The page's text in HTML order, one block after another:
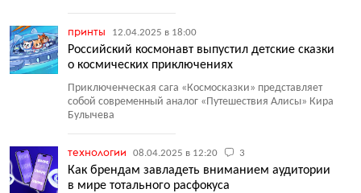
принты 12.04.2025 в 18:00
Российский космонавт выпустил детские сказки
о космических приключениях
Приключенческая сага «Космосказки» представляет
собой современный аналог «Путешествия Алисы» Кира
Булычева
технологии 08.04.2025 в 12:20 3
Как брендам завладеть вниманием аудитории
в мире тотального расфокуса